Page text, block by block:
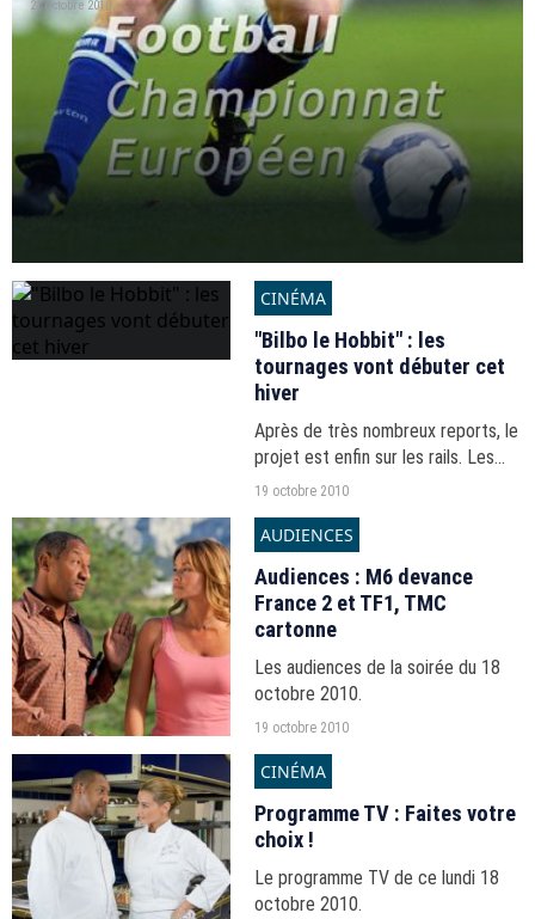
21 octobre 2010
CINÉMA
"Bilbo le Hobbit" : les
tournages vont débuter cet
hiver
Après de très nombreux reports, le
projet est enfin sur les rails. Les
tournages vont débuter en février
Jackson.
19 octobre 2010
AUDIENCES
Audiences : M6 devance
France 2 et TF1, TMC
cartonne
Les audiences de la soirée du 18
octobre 2010.
19 octobre 2010
CINÉMA
Programme TV : Faites votre
choix !
Le programme TV de ce lundi 18
octobre 2010.